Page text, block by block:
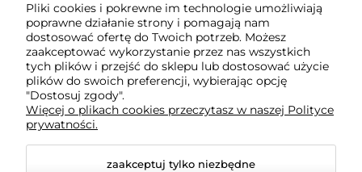
Obsługa klienta
Pomoc
Moje konto
Pliki cookies i pokrewne im technologie umożliwiają
poprawne działanie strony i pomagają nam
dostosować ofertę do Twoich potrzeb. Możesz
zaakceptować wykorzystanie przez nas wszystkich
tych plików i przejść do sklepu lub dostosować użycie
plików do swoich preferencji, wybierając opcję
"Dostosuj zgody".
Więcej o plikach cookies przeczytasz w naszej Polityce
prywatności.
zaakceptuj tylko niezbędne